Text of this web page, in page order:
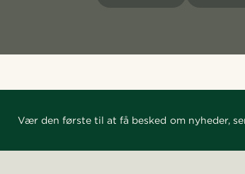
Vær den første til at få besked om nyheder,